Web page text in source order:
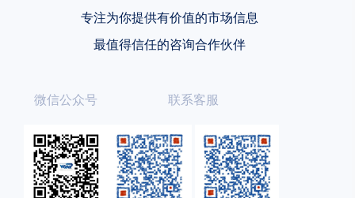
专注为你提供有价值的市场信息
最值得信任的咨询合作伙伴
微信公众号 联系客服